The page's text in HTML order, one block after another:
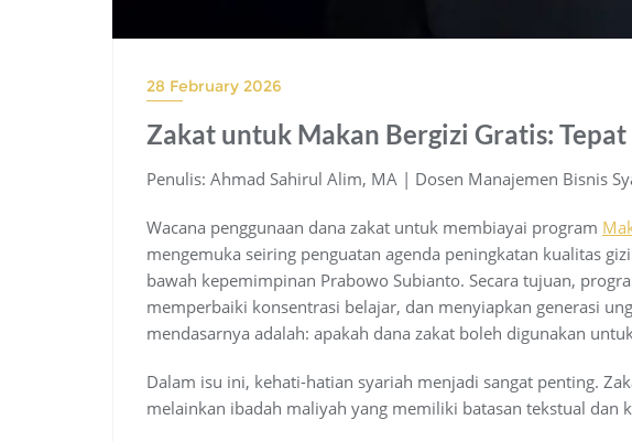
28 February 2026
Zakat untuk Makan Bergizi Gratis:
Penulis: Ahmad Sahirul Alim, MA | Dosen Manajemen Bisnis
Wacana penggunaan dana zakat untuk membiayai program
mengemuka seiring penguatan agenda peningkatan kualitas
bawah kepemimpinan Prabowo Subianto. Secara tujuan,
memperbaiki konsentrasi belajar, dan menyiapkan generasi
mendasarnya adalah: apakah dana zakat boleh digunakan
Dalam isu ini, kehati-hatian syariah menjadi sangat penting.
melainkan ibadah maliyah yang memiliki batasan tekstual dan